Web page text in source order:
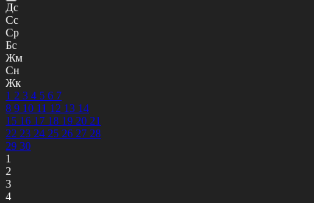
Дс
Сс
Ср
Бс
Жм
Сн
Жк
1 2 3 4 5 6 7
8 9 10 11 12 13 14
15 16 17 18 19 20 21
22 23 24 25 26 27 28
29 30
1
2
3
4